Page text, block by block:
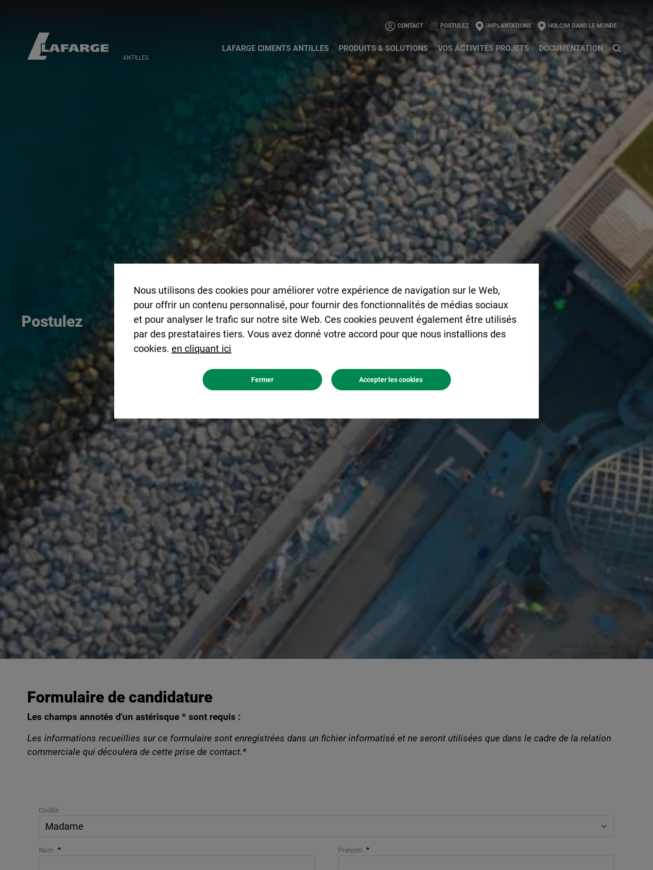
ANTILLES
CONTACT POSTULEZ IMPLANTATIONS HOLCIM DANS LE MONDE
LAFARGE CIMENTS ANTILLES PRODUITS & SOLUTIONS VOS ACTIVITÉS PROJETS DOCUMENTATION
Postulez
Formulaire de candidature
Les champs annotés d'un astérisque * sont requis :
Les informations recueillies sur ce formulaire sont enregistrées dans un fichier informatisé et ne seront utilisées que dans le cadre de la relation
commerciale qui découlera de cette prise de contact.*
Civilité
Nom Prénom
Nous utilisons des cookies pour améliorer votre expérience de navigation sur le Web,
pour offrir un contenu personnalisé, pour fournir des fonctionnalités de médias sociaux
et pour analyser le trafic sur notre site Web. Ces cookies peuvent également être utilisés
par des prestataires tiers. Vous avez donné votre accord pour que nous installions des
cookies. en cliquant ici
Accepter les cookies
Fermer